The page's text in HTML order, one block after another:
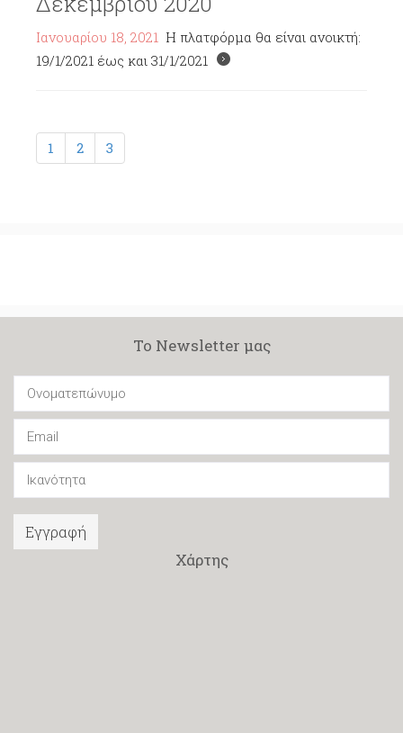
Ιανουαρίου 18, 2021 Η πλατφόρμα θα είναι ανοικτή:
19/1/2021 έως και 31/1/2021
1 2 3
Το Newsletter μας
Εγγραφή
Χάρτης